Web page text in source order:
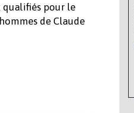
qualifiés pour le
de Claude